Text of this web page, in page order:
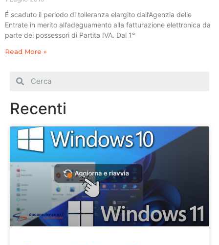
É scaduto il periodo di tolleranza elargito dall’Agenzia delle
Entrate in merito all’adeguamento alla fatturazione elettronica da
parte dei possessori di Partita IVA. Dal 1°
Read More »
Recenti